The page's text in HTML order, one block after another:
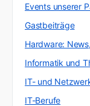
Events unserer
Gastbeiträge
Hardware:
Informatik und
IT- und
IT-Berufe